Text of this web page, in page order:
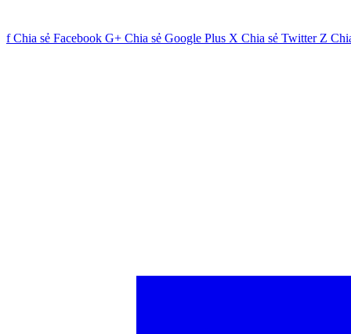
fChia sẻ Facebook G+ Chia sẻ Google Plus X Chia sẻ Twitter Z